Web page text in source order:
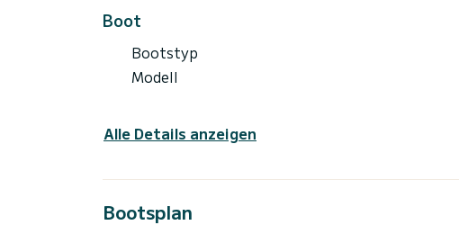
Boot
Bootstyp
Modell
Alle Details anzeigen
Bootsplan